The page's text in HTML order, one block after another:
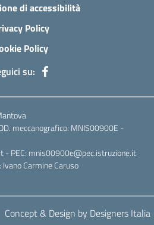
di accessibilità
Policy
Policy
su:
meccanografico: MNIS00900E -
PEC: mnis00900e@pec.istruzione.it
Carmine Caruso
Concept & Design by Designers Italia